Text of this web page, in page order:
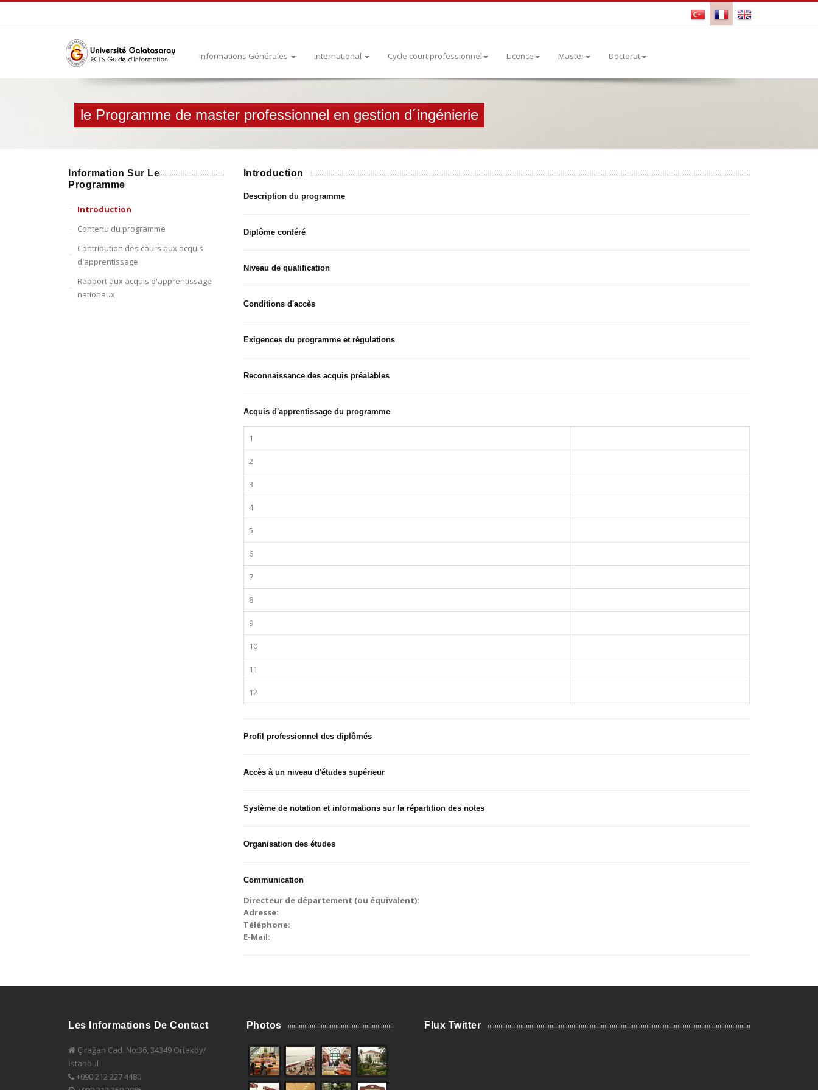
Informations Générales International Cycle court professionnel Licence Master Doctorat
le Programme de master professionnel en gestion d´ingénierie
Information Sur Le
Programme
Introduction
Contenu du programme
Contribution des cours aux acquis
d'apprentissage
Rapport aux acquis d'apprentissage
nationaux
Introduction
Description du programme
Diplôme conféré
Niveau de qualification
Conditions d'accès
Exigences du programme et régulations
Reconnaissance des acquis préalables
Acquis d'apprentissage du programme
1
2
3
4
5
6
7
8
9
10
11
12
Profil professionnel des diplômés
Accès à un niveau d'études supérieur
Système de notation et informations sur la répartition des notes
Organisation des études
Communication
Directeur de département (ou équivalent):
Adresse:
Téléphone:
E-Mail:
Les Informations De Contact
Çırağan Cad. No:36, 34349 Ortaköy/
İstanbul
+090 212 227 4480
Photos Flux Twitter